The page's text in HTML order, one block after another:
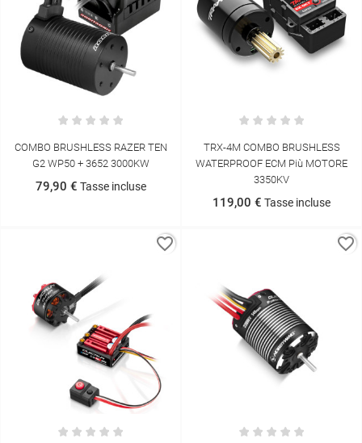
COMBO BRUSHLESS RAZER TEN
G2 WP50 + 3652 3000KW
79,90 € Tasse incluse
TRX-4M COMBO BRUSHLESS
WATERPROOF ECM Più MOTORE
3350KV
119,00 € Tasse incluse
favorite_border favorite_border